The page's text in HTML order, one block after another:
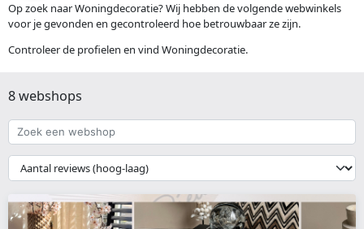
Op zoek naar Woningdecoratie? Wij hebben de volgende webwinkels
voor je gevonden en gecontroleerd hoe betrouwbaar ze zijn.
Controleer de profielen en vind Woningdecoratie.
8 webshops
Zoek
een
webshop
{{
__('Sort')